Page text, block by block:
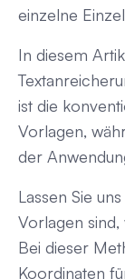
einzelne
In diesem
ist die
Vorlagen,
der
Lassen Sie
Vorlagen
Bei dieser
Koordinaten